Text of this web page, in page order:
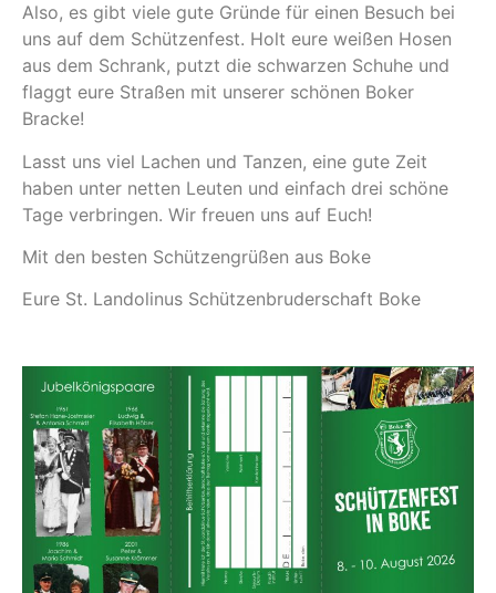
Also, es gibt viele gute Gründe für einen Besuch bei
uns auf dem Schützenfest. Holt eure weißen Hosen
aus dem Schrank, putzt die schwarzen Schuhe und
flaggt eure Straßen mit unserer schönen Boker
Bracke!
Lasst uns viel Lachen und Tanzen, eine gute Zeit
haben unter netten Leuten und einfach drei schöne
Tage verbringen. Wir freuen uns auf Euch!
Mit den besten Schützengrüßen aus Boke
Eure St. Landolinus Schützenbruderschaft Boke